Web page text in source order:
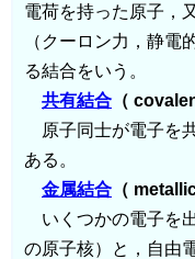
電荷を持った原子，
（クーロン力，静電
る結合をいう。
共有結合 （
原子同士が電子を
ある。
金属結合 （
いくつかの電子を
の原子核）と，自由